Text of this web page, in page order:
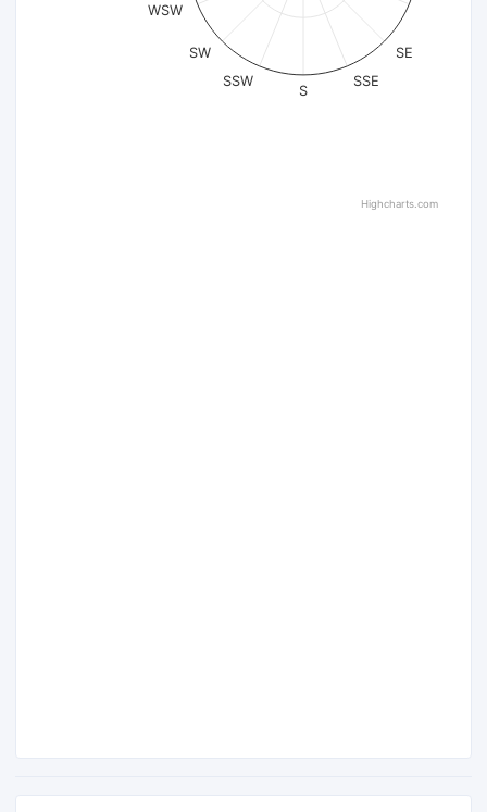
SE
SSE
S
SSW
SW
WSW
Highcharts.com